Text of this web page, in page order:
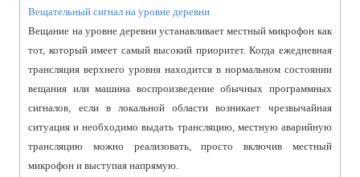
Вещательный сигнал на уровне деревни
Вещание на уровне деревни устанавливает местный микрофон как
тот, который имеет самый высокий приоритет. Когда ежедневная
трансляция верхнего уровня находится в нормальном состоянии
вещания или машина воспроизведение обычных программных
сигналов, если в локальной области возникает чрезвычайная
ситуация и необходимо выдать трансляцию, местную аварийную
трансляцию можно реализовать, просто включив местный
микрофон и выступая напрямую.